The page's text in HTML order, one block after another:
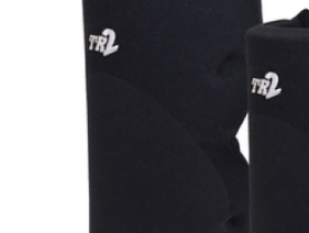
La Ferrière
Inscription